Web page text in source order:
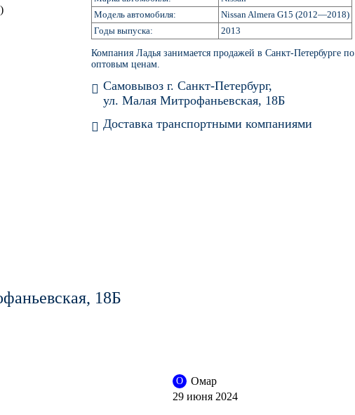
Модель автомобиля:
Nissan Almera G15 (2012—2018)
Годы выпуска:
2013
Компания Ладья занимается продажей в Санкт-Петербурге по
оптовым ценам.
Самовывоз г. Санкт-Петербург,
ул. Малая Митрофаньевская, 18Б
Доставка транспортными компаниями
CHROME SILVER, BLADE SILVER
18Б
О
Омар
29 июня 2024